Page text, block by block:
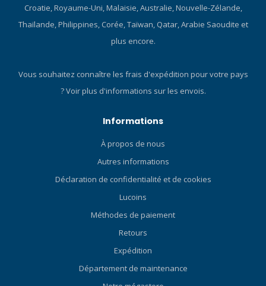
Croatie, Royaume-Uni, Malaisie, Australie, Nouvelle-Zélande,
Thaïlande, Philippines, Corée, Taïwan, Qatar, Arabie Saoudite et
plus encore.
Vous souhaitez connaître les frais d'expédition pour votre pays
?Voir plus d'informations sur les envois.
Informations
À propos de nous
Autres informations
Déclaration de confidentialité et de cookies
Lucoins
Méthodes de paiement
Retours
Expédition
Département de maintenance